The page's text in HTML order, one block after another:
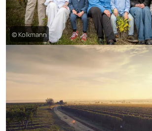
© Kolkmann